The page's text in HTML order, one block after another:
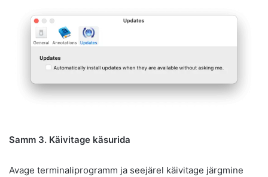
Samm 3. Käivitage käsurida
Avage terminaliprogramm ja seejärel käivitage järgmine